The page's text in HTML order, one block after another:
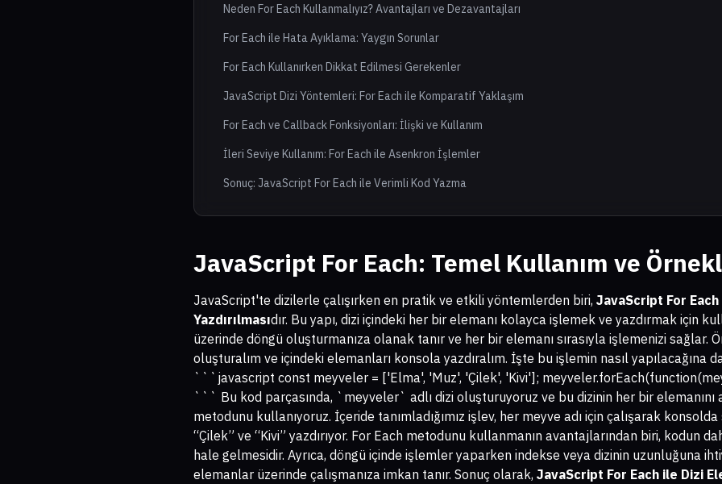
Neden For Each Kullanmalıyız? Avantajları ve Dezavantajları
For Each ile Hata Ayıklama: Yaygın Sorunlar
For Each Kullanırken Dikkat Edilmesi Gerekenler
JavaScript Dizi Yöntemleri: For Each ile Komparatif Yaklaşım
For Each ve Callback Fonksiyonları: İlişki ve Kullanım
İleri Seviye Kullanım: For Each ile Asenkron İşlemler
Sonuç: JavaScript For Each ile Verimli Kod Yazma
JavaScript For Each: Temel Kullanım ve
JavaScript'te dizilerle çalışırken en pratik ve etkili yöntemlerden biri, JavaScript For Each
Yazdırılmasıdır. Bu yapı, dizi içindeki her bir elemanı kolayca işlemek ve yazdırmak için
üzerinde döngü oluşturmanıza olanak tanır ve her bir elemanı sırasıyla işlemenizi sağlar.
oluşturalım ve içindeki elemanları konsola yazdıralım. İşte bu işlemin nasıl yapılacağına
```javascript const meyveler = ['Elma', 'Muz', 'Çilek', 'Kivi'];
``` Bu kod parçasında, `meyveler` adlı dizi oluşturuyoruz ve bu dizinin her bir
metodunu kullanıyoruz. İçeride tanımladığımız işlev, her meyve adı için çalışarak konsolda
“Çilek” ve “Kivi” yazdırıyor. For Each metodunu kullanmanın avantajlarından biri, kodun
hale gelmesidir. Ayrıca, döngü içinde işlemler yaparken indekse veya dizinin uzunluğuna
elemanlar üzerinde çalışmanıza imkan tanır. Sonuç olarak, JavaScript For Each ile Dizi